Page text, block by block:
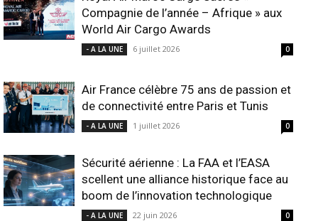
Compagnie de l’année – Afrique » aux
World Air Cargo Awards
- A LA UNE 6 juillet 2026 0
Air France célèbre 75 ans de passion et
de connectivité entre Paris et Tunis
- A LA UNE 1 juillet 2026 0
Sécurité aérienne : La FAA et l’EASA
scellent une alliance historique face au
boom de l’innovation technologique
- A LA UNE 22 juin 2026 0